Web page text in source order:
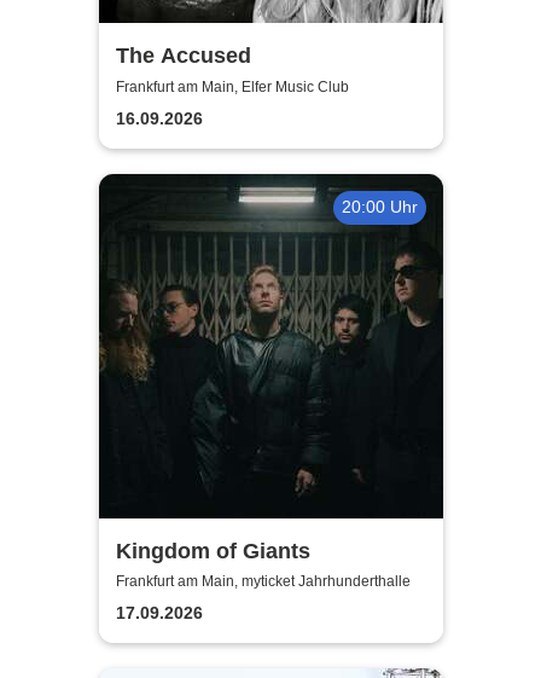
The Accused
Frankfurt am Main, Elfer Music Club
16.09.2026
20:00 Uhr
Kingdom of Giants
Frankfurt am Main, myticket Jahrhunderthalle
17.09.2026